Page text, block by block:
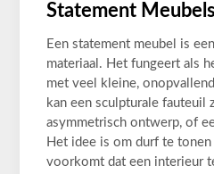
Statement
Een statement meubel is
materiaal. Het fungeert als
met veel kleine,
kan een sculpturale fauteuil
asymmetrisch ontwerp, of
Het idee is om durf te
voorkomt dat een interieur